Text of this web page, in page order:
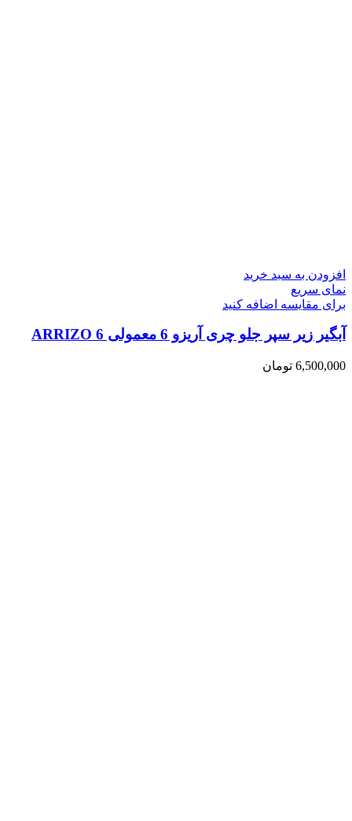
افزودن به سبد خرید
نمای سریع
برای مقایسه اضافه کنید
آبگیر زیر سپر جلو چری آریزو 6 معمولی ARRIZO 6
6,500,000 تومان